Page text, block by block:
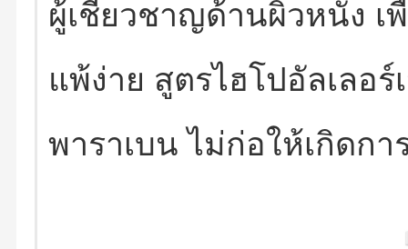
ผู้เชี่ยวชาญด้านผิวหนัง
แพ้ง่าย สูตรไฮโปอัลเลอ
พาราเบน ไม่ก่อให้เกิดก